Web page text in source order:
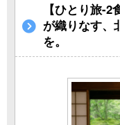
【ひとり旅-
が織りなす、
を。